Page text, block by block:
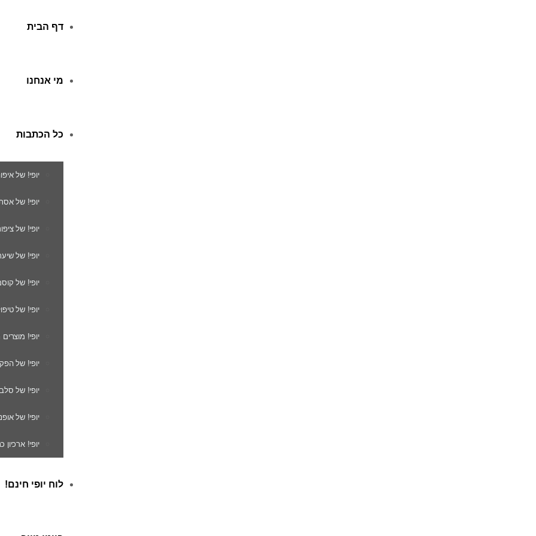
דף הבית
מי אנחנו
כל הכתבות
יופי! של
יופי! של
יופי! של
יופי! של
יופי! של
יופי! של
יופי!
יופי! של
יופי! של
יופי! של
יופי! ארכיון
לוח יופי חינם!